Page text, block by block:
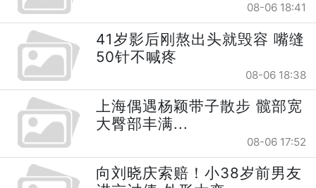
08-06 18:41
41岁影后刚熬出头就毁容 嘴缝
50针不喊疼
08-06 18:38
上海偶遇杨颖带子散步 髋部宽
大臀部丰满...
08-06 17:52
向刘晓庆索赔！小38岁前男友